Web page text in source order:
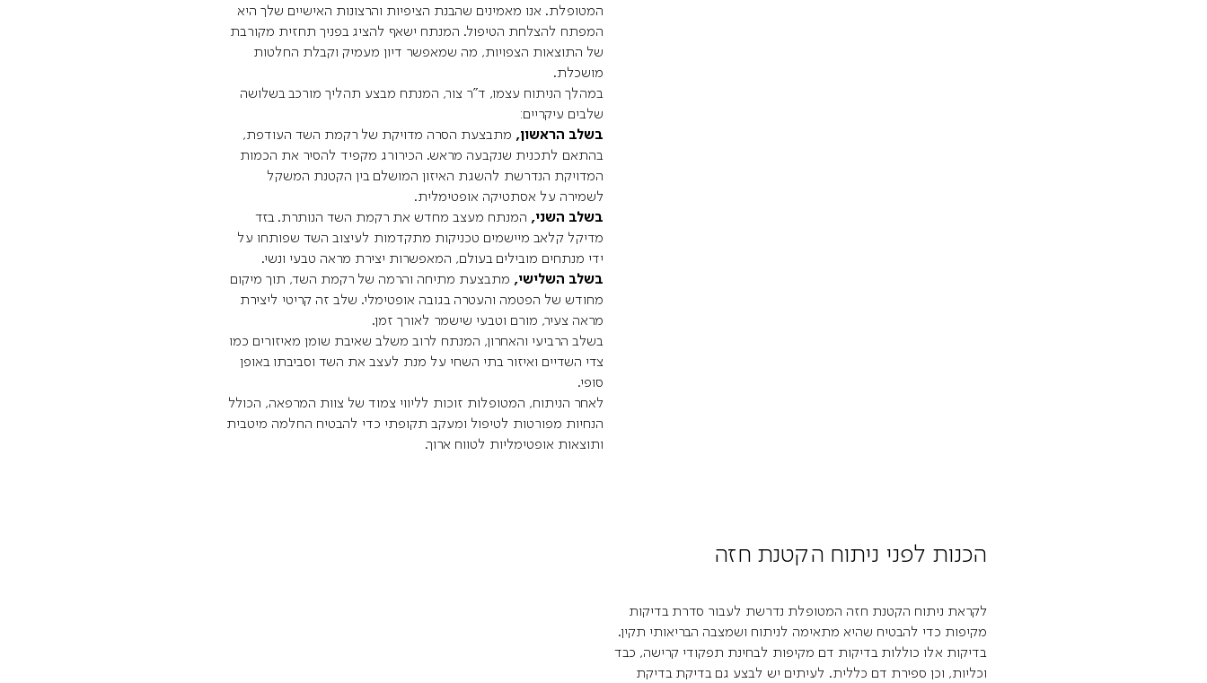
המטופלת. אנו מאמינים שהבנת הציפיות והרצונות האישיים שלך היא
המפתח להצלחת הטיפול. המנתח ישאף להציג בפניך תחזית מקורבת
של התוצאות הצפויות, מה שמאפשר דיון מעמיק וקבלת החלטות
מושכלת.
במהלך הניתוח עצמו, ד"ר צור, המנתח מבצע תהליך מורכב בשלושה
שלבים עיקריים:
בשלב הראשון, מתבצעת הסרה מדויקת של רקמת השד העודפת,
בהתאם לתכנית שנקבעה מראש. הכירורג מקפיד להסיר את הכמות
המדויקת הנדרשת להשגת האיזון המושלם בין הקטנת המשקל
לשמירה על אסתטיקה אופטימלית.
בשלב השני, המנתח מעצב מחדש את רקמת השד הנותרת. בזד
מדיקל קלאב מיישמים טכניקות מתקדמות לעיצוב השד שפותחו על
ידי מנתחים מובילים בעולם, המאפשרות יצירת מראה טבעי ונשי.
בשלב השלישי, מתבצעת מתיחה והרמה של רקמת השד, תוך מיקום
מחודש של הפטמה והעטרה בגובה אופטימלי. שלב זה קריטי ליצירת
מראה צעיר, מורם וטבעי שישמר לאורך זמן.
בשלב הרביעי והאחרון, המנתח לרוב משלב שאיבת שומן מאיזורים כמו
צדי השדיים ואיזור בתי השחי על מנת לעצב את השד וסביבתו באופן
סופי.
לאחר הניתוח, המטופלות זוכות לליווי צמוד של צוות המרפאה, הכולל
הנחיות מפורטות לטיפול ומעקב תקופתי כדי להבטיח החלמה מיטבית
ותוצאות אופטימליות לטווח ארוך.
הכנות לפני ניתוח הקטנת חזה
לקראת ניתוח הקטנת חזה המטופלת נדרשת לעבור סדרת בדיקות
מקיפות כדי להבטיח שהיא מתאימה לניתוח ושמצבה הבריאותי תקין.
בדיקות אלו כוללות בדיקות דם מקיפות לבחינת תפקודי קרישה, כבד
וכליות, וכן ספירת דם כללית. לעיתים יש לבצע גם בדיקת בדיקת